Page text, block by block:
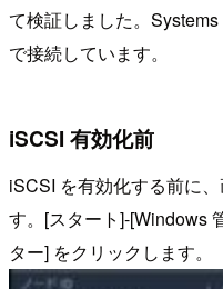
て検証しました。
で接続しています。
iSCSI 有効化前
iSCSI を有効化する前に
す。[スタート]-[Windows
ター] をクリックします。